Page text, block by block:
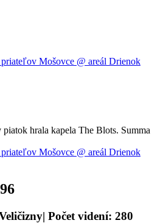
Mošovce @ areál Drienok
hrala kapela The Blots. Summa
Mošovce @ areál Drienok
Počet videní: 280